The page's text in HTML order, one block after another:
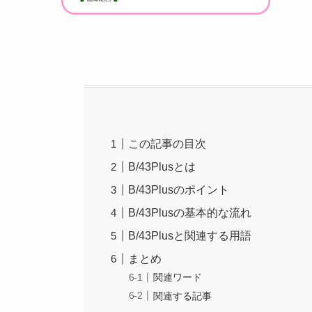
この記事の目次
B/43Plusとは
B/43Plusのポイント
B/43Plusの基本的な流れ
B/43Plusと関連する用語
まとめ
関連ワード
関連する記事